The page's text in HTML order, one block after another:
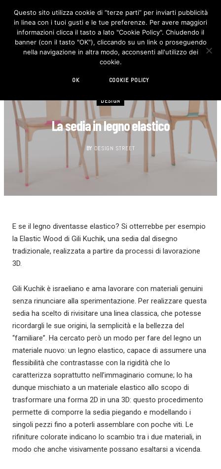
F
c
e
b
o
I
n
s
t
DESIGN
La sedia in legno elastico
BY DESIGN STREET
E se il legno diventasse elastico? Si otterrebbe per esempio
la Elastic Wood di Gili Kuchik, una sedia dal disegno
tradizionale, realizzata a partire da processi di lavorazione
3D.
Gili Kuchik è israeliano e ama lavorare con materiali genuini
senza rinunciare alla sperimentazione. Per realizzare questa
sedia ha scelto di rivisitare una linea classica, che potesse
ricordargli le sue origini, la semplicità e la bellezza del
“familiare”. Ha cercato però un modo per fare del legno un
materiale nuovo: un legno elastico, capace di assumere una
flessibilità che contrastasse con la rigidità che lo
caratterizza soprattutto nell’immaginario comune; lo ha
dunque mischiato a un materiale elastico allo scopo di
trasformare una forma 2D in una 3D: questo procedimento
permette di comporre la sedia piegando e modellando i
singoli pezzi fino a poterli assemblare con poche viti. Le
rifiniture colorate indicano lo scambio tra i due materiali, in
modo che anche visivamente possano esaltarsi a vicenda.
Questo sito utilizza cookie di “terze parti” per inviarti pubblicità
in linea con i tuoi gusti e le tue preferenze. Per avere maggiori
informazioni clicca il tasto a lato "Cookie Policy". Chiudendo il
banner (con il tasto "OK"), cliccando su un link o proseguendo
nella navigazione in altra modo, acconsenti all'utilizzo dei
cookie.
OK COOKIE POLICY